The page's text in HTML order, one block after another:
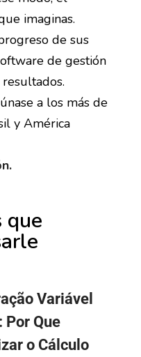
imaginas.
de sus
de gestión
a los más de
y América
que
Variável
Por Que
o Cálculo